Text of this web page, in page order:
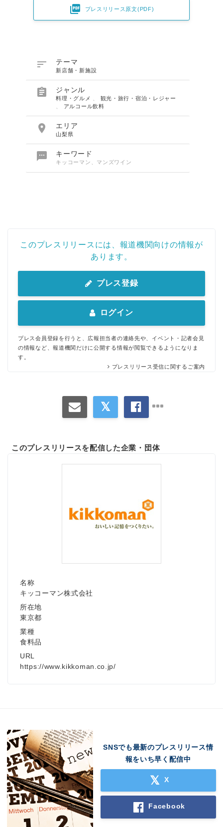
 プレスリリース原文(PDF)
 テーマ
新店舗・新施設
 ジャンル
料理・グルメ
観光・旅行・宿泊・レジャー
アルコール飲料
 エリア
山梨県
 キーワード
キッコーマン、マンズワイン
このプレスリリースには、報道機関向けの情報が
あります。
プレス登録
ログイン
プレス会員登録を行うと、広報担当者の連絡先や、イベント・記者会見
の情報など、報道機関だけに公開する情報が閲覧できるようになりま
す。
プレスリリース受信に関するご案内
このプレスリリースを配信した企業・団体
名称
キッコーマン株式会社
所在地
東京都
業種
食料品
URL
https://www.kikkoman.co.jp/
SNSでも最新のプレスリリース情
報をいち早く配信中
X
Facebook